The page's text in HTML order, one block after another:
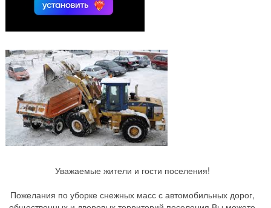
Уважаемые жители и гости поселения!
Пожелания по уборке снежных масс с автомобильных дорог,